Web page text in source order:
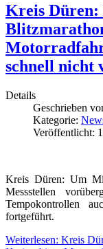
Kreis Düren:
schnell nicht
Details
Geschrieben
Kategorie:
Veröffentlicht:
Kreis Düren: Um
Messstellen
Tempokontrollen
fortgeführt.
Weiterlesen: Kreis